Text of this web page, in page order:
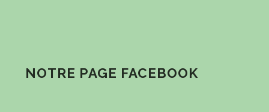
NOTRE PAGE FACEBOOK